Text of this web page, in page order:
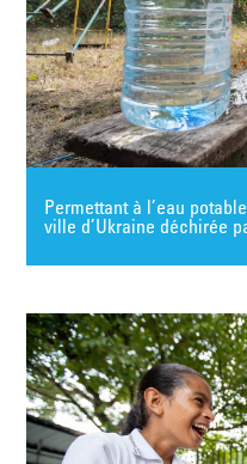
Permettant à l’eau
ville d’Ukraine déchirée